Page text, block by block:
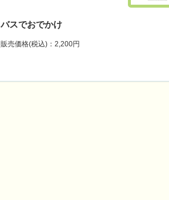
バスでおでかけ
販売価格(税込)：2,200円